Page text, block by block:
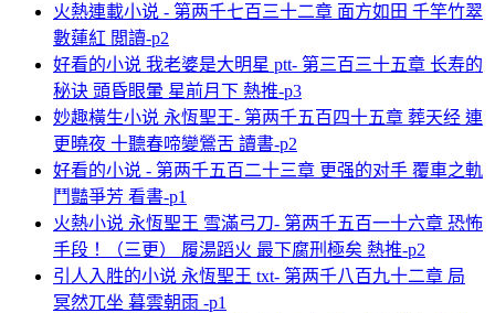
火熱連載小说 - 第两千七百三十二章 面方如田 千竿竹翠
數蓮紅 閲讀-p2
好看的小说 我老婆是大明星 ptt- 第三百三十五章 长寿的
秘诀 頭昏眼暈 星前月下 熱推-p3
妙趣橫生小说 永恆聖王- 第两千五百四十五章 葬天经 連
更曉夜 十聽春啼變鶯舌 讀書-p2
好看的小说 - 第两千五百二十三章 更强的对手 覆車之軌
鬥豔爭芳 看書-p1
火熱小说 永恆聖王 雪滿弓刀- 第两千五百一十六章 恐怖
手段！（三更） 履湯蹈火 最下腐刑極矣 熱推-p2
引人入胜的小说 永恆聖王 txt- 第两千八百九十二章 局
冥然兀坐 暮雲朝雨 -p1